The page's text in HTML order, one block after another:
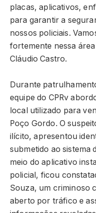
placas, aplicativos,
para garantir a
nossos policiais.
fortemente nessa
Cláudio Castro.
Durante
equipe do CPRv
local utilizado para
Poço Gordo. O
ilícito, apresentou
submetido ao sistema
meio do aplicativo
policial, ficou
Souza, um criminoso
aberto por tráfico e